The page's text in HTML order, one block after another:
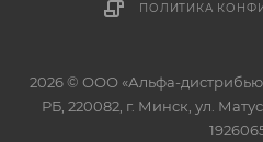
ПОЛИТИКА
2026 © ООО «Альфа-
РБ, 220082, г. Минск, ул.